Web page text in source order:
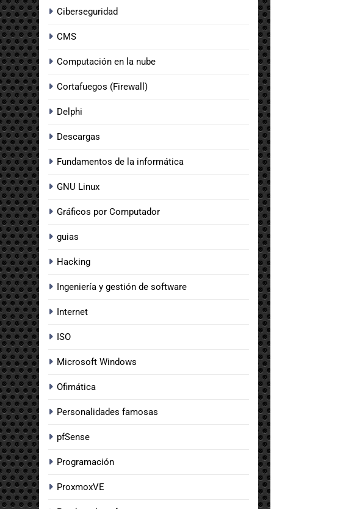
Ciberseguridad
CMS
Computación en la nube
Cortafuegos (Firewall)
Delphi
Descargas
Fundamentos de la informática
GNU Linux
Gráficos por Computador
guias
Hacking
Ingeniería y gestión de software
Internet
ISO
Microsoft Windows
Ofimática
Personalidades famosas
pfSense
Programación
ProxmoxVE